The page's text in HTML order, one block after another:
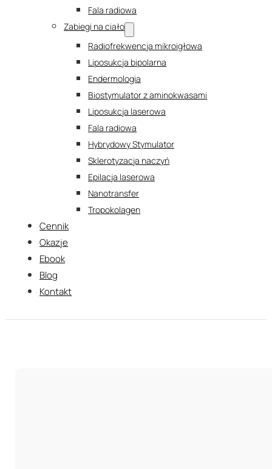
Fala radiowa
Zabiegi na ciało
Radiofrekwencja mikroigłowa
Liposukcja bipolarna
Endermologia
Biostymulator z aminokwasami
Liposukcja laserowa
Fala radiowa
Hybrydowy Stymulator
Sklerotyzacja naczyń
Epilacja laserowa
Nanotransfer
Tropokolagen
Cennik
Okazje
Ebook
Blog
Kontakt